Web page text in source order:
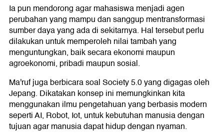
Ia pun mendorong agar mahasiswa menjadi agen
perubahan yang mampu dan sanggup mentransformasi
sumber daya yang ada di sekitarnya. Hal tersebut perlu
dilakukan untuk memperoleh nilai tambah yang
menguntungkan, baik secara ekonomi maupun
agroekonomi, pribadi maupun sosial.
Ma'ruf juga berbicara soal Society 5.0 yang digagas oleh
Jepang. Dikatakan konsep ini memungkinkan kita
menggunakan ilmu pengetahuan yang berbasis modern
seperti AI, Robot, Iot, untuk kebutuhan manusia dengan
tujuan agar manusia dapat hidup dengan nyaman.